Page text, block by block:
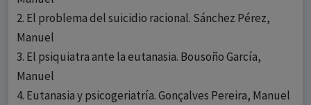
2. El problema del suicidio racional. Sánchez Pérez,
Manuel
3. El psiquiatra ante la eutanasia. Bousoño García,
Manuel
4. Eutanasia y psicogeriatría. Gonçalves Pereira, Manuel